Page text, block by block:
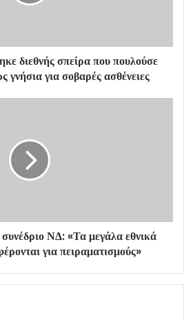
διεθνής σπείρα που πουλούσε
για σοβαρές ασθένειες
ΝΔ: «Τα μεγάλα εθνικά
για πειραματισμούς»